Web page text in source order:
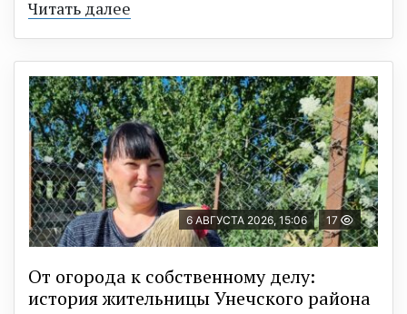
Читать далее
6 АВГУСТА 2026, 15:06 17
От огорода к собственному делу:
история жительницы Унечского района